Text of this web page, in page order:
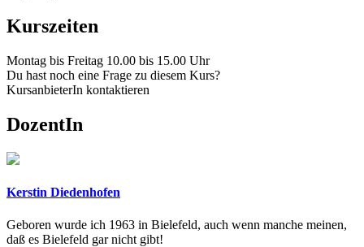
Kurszeiten
Montag bis Freitag 10.00 bis 15.00 Uhr
Du hast noch eine Frage zu diesem Kurs?
KursanbieterIn kontaktieren
DozentIn
Kerstin Diedenhofen
Geboren wurde ich 1963 in Bielefeld, auch wenn manche meinen,
daß es Bielefeld gar nicht gibt!